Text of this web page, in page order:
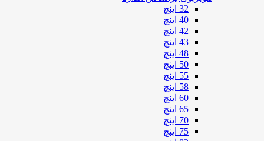
32 اینچ
40 اینچ
42 اینچ
43 اینچ
48 اینچ
50 اینچ
55 اینچ
58 اینچ
60 اینچ
65 اینچ
70 اینچ
75 اینچ